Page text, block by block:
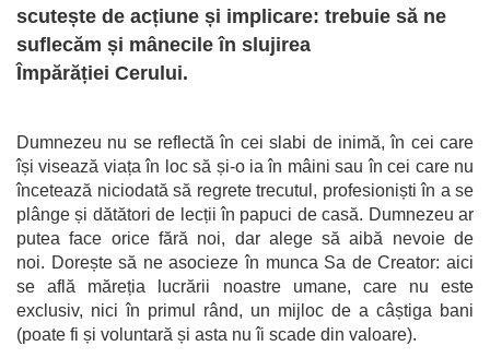
scutește de acțiune și implicare: trebuie să ne
suflecăm și mânecile în slujirea
Împărăției Cerului.
Dumnezeu nu se reflectă în cei slabi de inimă, în cei care
își visează viața în loc să și-o ia în mâini sau în cei care nu
încetează niciodată să regrete trecutul, profesioniști în a se
plânge și dătători de lecții în papuci de casă. Dumnezeu ar
putea face orice fără noi, dar alege să aibă nevoie de
noi. Dorește să ne asocieze în munca Sa de Creator: aici
se află măreția lucrării noastre umane, care nu este
exclusiv, nici în primul rând, un mijloc de a câștiga bani
(poate fi și voluntară și asta nu îi scade din valoare).